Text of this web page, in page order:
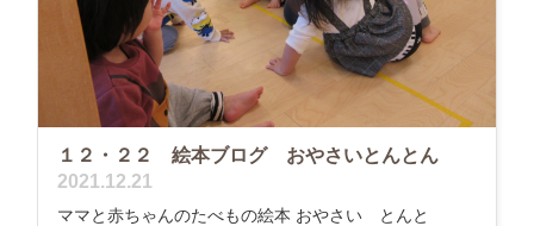
１２・２２ 絵本ブログ おやさいとんとん
2021.12.21
ママと赤ちゃんのたべもの絵本 おやさい とんと